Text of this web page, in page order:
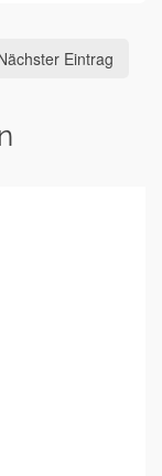
Eintrag